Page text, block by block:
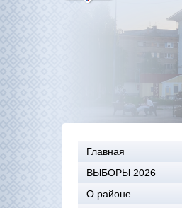
Главная
ВЫБОРЫ 2026
О районе